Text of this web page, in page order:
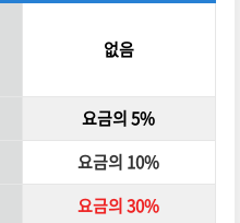
없음
요금의 5%
요금의 10%
요금의 30%